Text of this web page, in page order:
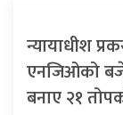
न्यायाधीश
एनजिओको
बनाए २१